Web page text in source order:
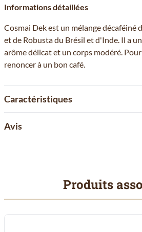
Informations détaillées
Cosmai Dek est un mélange décaféiné
et de Robusta du Brésil et d'Inde. Il a
arôme délicat et un corps modéré.
renoncer à un bon café.
Caractéristiques
Avis
Produits
Il est possible de naviguer entre les
Cliquer pour passer le carrousel
Cliquer pour accéder à la navigation en